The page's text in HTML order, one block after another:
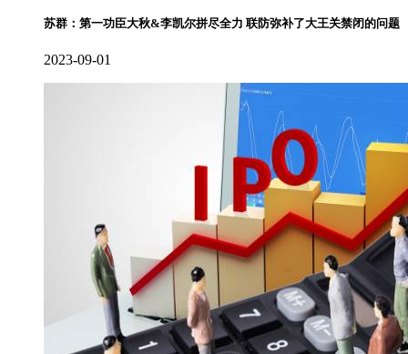
苏群：第一功臣大秋&李凯尔拼尽全力 联防弥补了大王关禁闭的问题
2023-09-01